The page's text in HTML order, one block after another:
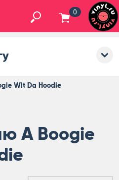
0
Wit Da Hoodie
A Boogie